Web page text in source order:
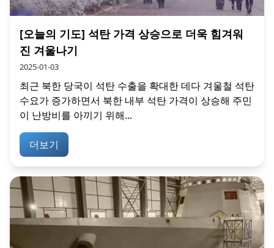
[오늘의 기도] 석탄 가격 상승으로 더욱 힘겨워
진 겨울나기
2025-01-03
최근 북한 당국이 석탄 수출을 확대한 데다 겨울철 석탄
수요가 증가하면서 북한 내부 석탄 가격이 상승해 주민
이 난방비를 아끼기 위해...
더보기